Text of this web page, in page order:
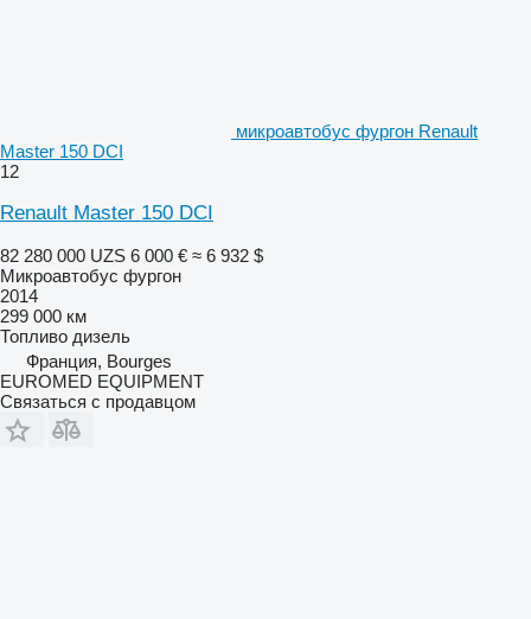
микроавтобус фургон Renault
Master 150 DCI
12
Renault Master 150 DCI
82 280 000 UZS 6 000 € ≈ 6 932 $
Микроавтобус фургон
2014
299 000 км
Топливо дизель
Франция, Bourges
EUROMED EQUIPMENT
Связаться с продавцом